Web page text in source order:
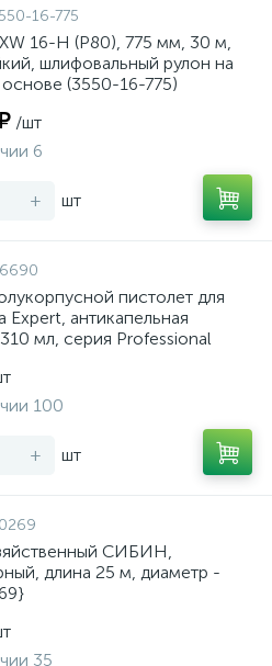
16-775
16-H (Р80), 775 мм, 30 м,
шлифовальный рулон на
(3550-16-775)
/шт
6
+ шт
пистолет для
Expert, антикапельная
мл, серия Professional
100
+ шт
СИБИН,
длина 25 м, диаметр -
35